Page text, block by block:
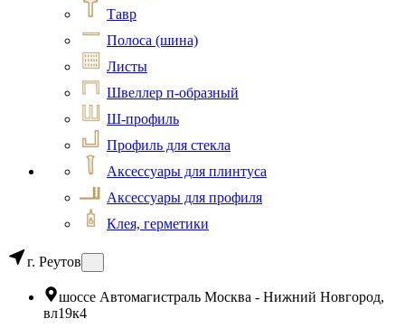
Тавр
Полоса (шина)
Листы
Швеллер п-образный
Ш-профиль
Профиль для стекла
Аксессуары для плинтуса
Аксессуары для профиля
Клея, герметики
г. Реутов
шоссе Автомагистраль Москва - Нижний Новгород,
вл19к4